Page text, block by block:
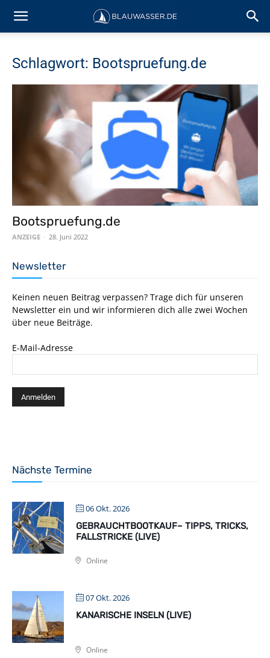
Schlagwort: Bootspruefung.de
Bootspruefung.de
ANZEIGE - 28. Juni 2022
Newsletter
Keinen neuen Beitrag verpassen? Trage dich für unseren
Newsletter ein und wir informieren dich alle zwei Wochen
über neue Beiträge.
E-Mail-Adresse
Nächste Termine
06 Okt. 2026
GEBRAUCHTBOOTKAUF– TIPPS, TRICKS,
FALLSTRICKE (LIVE)
Online
07 Okt. 2026
KANARISCHE INSELN (LIVE)
Online